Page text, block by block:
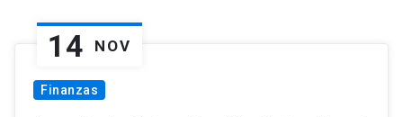
14 NOV
Finanzas